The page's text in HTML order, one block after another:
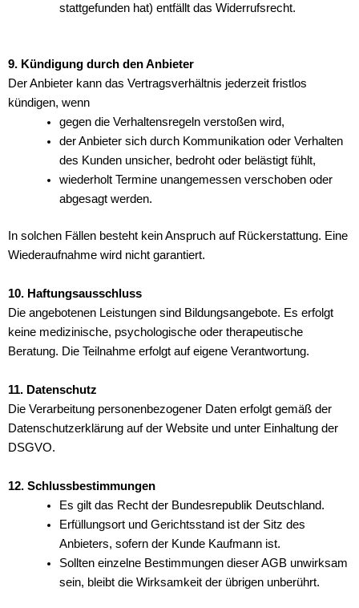
stattgefunden hat) entfällt das Widerrufsrecht.
9. Kündigung durch den Anbieter
Der Anbieter kann das Vertragsverhältnis jederzeit fristlos
kündigen, wenn
gegen die Verhaltensregeln verstoßen wird,
der Anbieter sich durch Kommunikation oder Verhalten
des Kunden unsicher, bedroht oder belästigt fühlt,
wiederholt Termine unangemessen verschoben oder
abgesagt werden.
In solchen Fällen besteht kein Anspruch auf Rückerstattung. Eine
Wiederaufnahme wird nicht garantiert.
10. Haftungsausschluss
Die angebotenen Leistungen sind Bildungsangebote. Es erfolgt
keine medizinische, psychologische oder therapeutische
Beratung. Die Teilnahme erfolgt auf eigene Verantwortung.
11. Datenschutz
Die Verarbeitung personenbezogener Daten erfolgt gemäß der
Datenschutzerklärung auf der Website und unter Einhaltung der
DSGVO.
12. Schlussbestimmungen
Es gilt das Recht der Bundesrepublik Deutschland.
Erfüllungsort und Gerichtsstand ist der Sitz des
Anbieters, sofern der Kunde Kaufmann ist.
Sollten einzelne Bestimmungen dieser AGB unwirksam
sein, bleibt die Wirksamkeit der übrigen unberührt.